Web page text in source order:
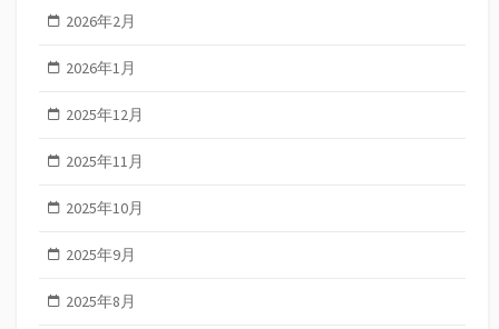
2026年2月
2026年1月
2025年12月
2025年11月
2025年10月
2025年9月
2025年8月